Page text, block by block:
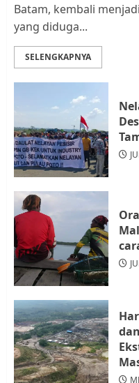
4
5
Batam, kembali
yang diduga...
SELENGKAPNYA